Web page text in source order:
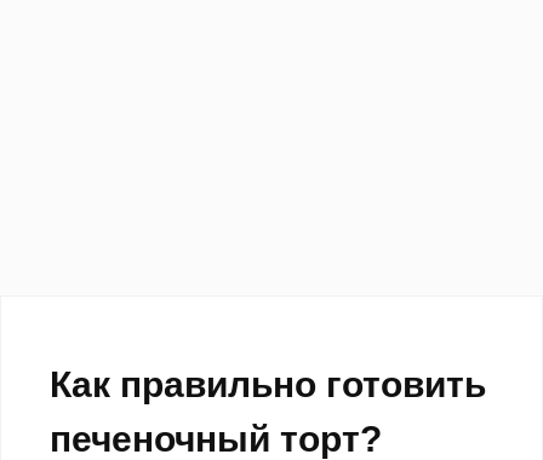
Как правильно готовить
печеночный торт?